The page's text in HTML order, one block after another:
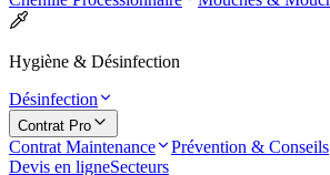
Hygiène & Désinfection
Désinfection
Contrat Pro
Contrat Maintenance
Prévention & Conseils
Devis en ligneSecteurs